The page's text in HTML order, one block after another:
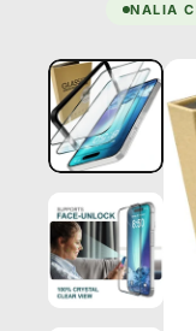
NALIA